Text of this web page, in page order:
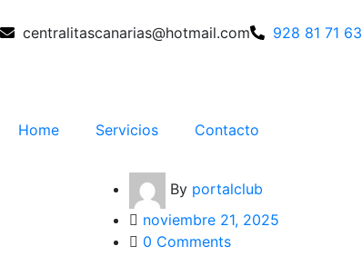
centralitascanarias@hotmail.com 928 81 71 63
Home Servicios Contacto
By portalclub
noviembre 21, 2025
0 Comments